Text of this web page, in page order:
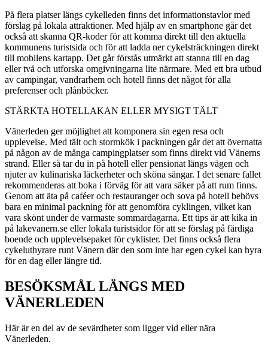
På flera platser längs cykelleden finns det informationstavlor med
förslag på lokala attraktioner. Med hjälp av en smartphone går det
också att skanna QR­-koder för att komma direkt till den aktuella
kommunens turistsida och för att ladda ner cykelsträckningen direkt
till mobilens kart­app. Det går förstås utmärkt att stanna till en dag
eller två och utforska omgivningarna lite närmare. Med ett bra utbud
av campingar, vandrarhem och hotell finns det något för alla
preferenser och plånböcker.
STÄRKTA HOTELLAKAN ELLER MYSIGT TÄLT
Vänerleden ger möjlighet att komponera sin egen resa och
upplevelse. Med tält och stormkök i packningen går det att övernatta
på någon av de många campingplatser som finns direkt vid Vänerns
strand. Eller så tar du in på hotell eller pensionat längs vägen och
njuter av kulinariska läckerheter och sköna sängar. I det senare fallet
rekommenderas att boka i förväg för att vara säker på att rum finns.
Genom att äta på caféer och restauranger och sova på hotell behövs
bara en minimal packning för att genomföra cyklingen, vilket kan
vara skönt under de varmaste sommardagarna. Ett tips är att kika in
på lakevanern.se eller lokala turistsidor för att se förslag på färdiga
boende­ och upplevelsepaket för cyklister. Det finns också flera
cykeluthyrare runt Vänern där den som inte har egen cykel kan hyra
för en dag eller längre tid.
BESÖKSMÅL LÄNGS MED
VÄNERLEDEN
Här är en del av de sevärdheter som ligger vid eller nära
Vänerleden.